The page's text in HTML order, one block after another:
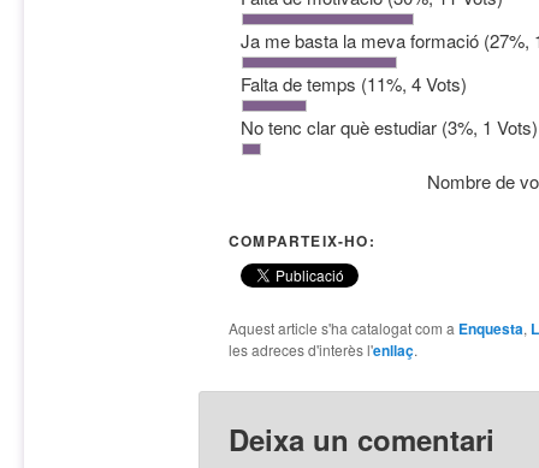
Ja me basta la meva formació (27%,
Falta de temps (11%, 4 Vots)
No tenc clar què estudiar (3%, 1 Vots)
Nombre de
COMPARTEIX-HO:
Aquest article s'ha catalogat com a Enquesta,
les adreces d'interès l'enllaç.
Deixa un comentari